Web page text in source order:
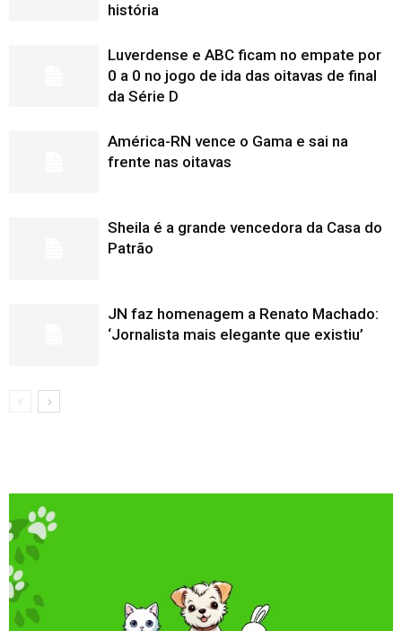
história
Luverdense e ABC ficam no empate por
0 a 0 no jogo de ida das oitavas de final
da Série D
América-RN vence o Gama e sai na
frente nas oitavas
Sheila é a grande vencedora da Casa do
Patrão
JN faz homenagem a Renato Machado:
‘Jornalista mais elegante que existiu’